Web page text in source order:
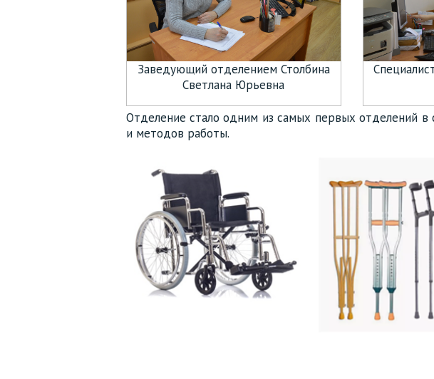
Заведующий отделением Столбина
Светлана Юрьевна
Отделение стало одним из самых первых отделений
и методов работы.